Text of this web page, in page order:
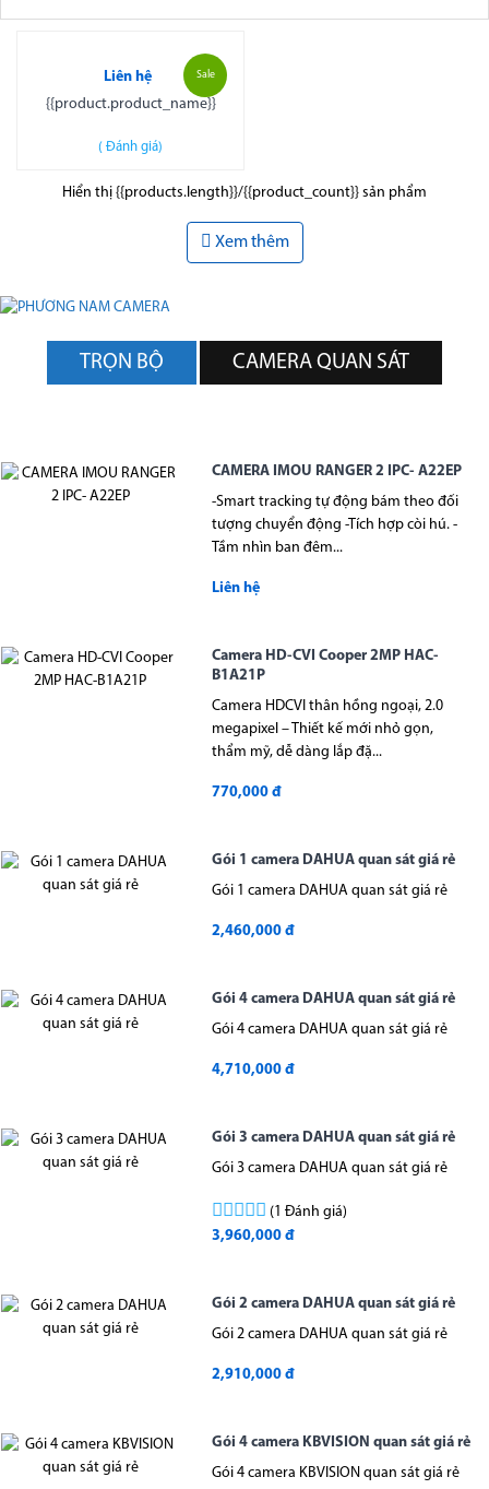
Sale
Liên hệ
{{product.product_name}}
( Đánh giá)
Hiển thị {{products.length}}/{{product_count}} sản phẩm
Xem thêm
TRỌN BỘ CAMERA QUAN SÁT
CAMERA IMOU RANGER 2 IPC- A22EP
-Smart tracking tự động bám theo đối
tượng chuyển động -Tích hợp còi hú. -
Tầm nhìn ban đêm...
Liên hệ
Camera HD-CVI Cooper 2MP HAC-
B1A21P
Camera HDCVI thân hồng ngoại, 2.0
megapixel – Thiết kế mới nhỏ gọn,
thẩm mỹ, dễ dàng lắp đặ...
770,000 đ
Gói 1 camera DAHUA quan sát giá rẻ
Gói 1 camera DAHUA quan sát giá rẻ
2,460,000 đ
Gói 4 camera DAHUA quan sát giá rẻ
Gói 4 camera DAHUA quan sát giá rẻ
4,710,000 đ
Gói 3 camera DAHUA quan sát giá rẻ
Gói 3 camera DAHUA quan sát giá rẻ
(1 Đánh giá)
3,960,000 đ
Gói 2 camera DAHUA quan sát giá rẻ
Gói 2 camera DAHUA quan sát giá rẻ
2,910,000 đ
Gói 4 camera KBVISION quan sát giá rẻ
Gói 4 camera KBVISION quan sát giá rẻ